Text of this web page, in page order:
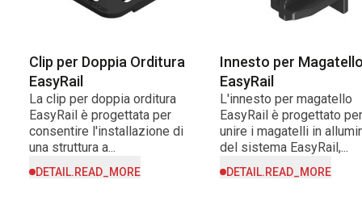
Clip per Doppia Orditura
EasyRail
La clip per doppia orditura
EasyRail è progettata per
consentire l'installazione di
una struttura a...
DETAIL.READ_MORE
Innesto per
EasyRail
L'innesto per magatello
EasyRail è progettato per
unire i magatelli in
del sistema EasyRail,...
DETAIL.READ_MORE